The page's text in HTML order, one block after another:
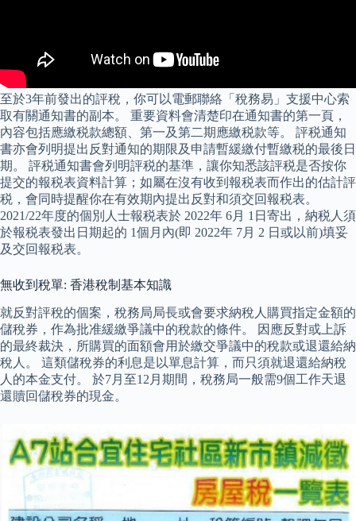
至於3年前發出的評稅，你可以電郵聯絡「稅務易」支援中心索
取有關通知書的副本。 重要資料會清楚印在通知書的第一頁，
內容包括應繳税款總額、第一及第二期應繳税款等。 評税通知
書亦會列明提出反對通知的期限及申請暫緩繳付暫繳税的最後日
期。 評税通知書會列明評税的基準，讓你知悉該評税是否按你
提交的報税表資料計算；如屬在沒有收到報税表而作出的估計評
税，會同時提醒你在有效期內提出反對和須交回報税表。
2021/22年度的個別人士報税表於 2022年 6月 1日寄出，納税人須
於報税表發出日期起的 1個月內(即 2022年 7月 2 日或以前)填妥
及交回報税表。
無收到稅單: 香港稅制基本知識
就反對評稅的個案，稅務局局長或會要求納稅人購買指定金額的
儲稅券，作為批准緩繳爭議中的稅款的條件。 因應反對或上訴
的最終裁決，所購買的面額會用於繳交爭議中的稅款或退還給納
稅人。 這類儲稅券的利息是以單息計算，而只須就退還給納稅
人的本金支付。 於7月至12月期間，稅務局一般需9個工作天退
還贖回儲稅券的現金。